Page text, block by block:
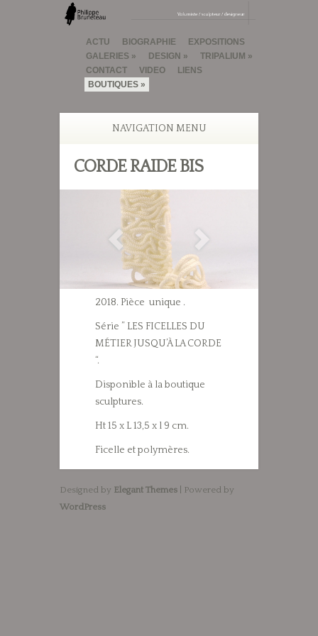
ACTU BIOGRAPHIE
EXPOSITIONS
GALERIES
DESIGN
TRIPALIUM
CONTACT
VIDEO
LIENS
BOUTIQUES
NAVIGATION MENU
CORDE RAIDE BIS
2018. Pièce unique .
Série ” LES FICELLES DU
MÉTIER JUSQU’À LA CORDE
“.
Disponible à la boutique
sculptures.
Ht 15 x L 13,5 x l 9 cm.
Ficelle et polymères.
Designed by Elegant Themes | Powered by
WordPress